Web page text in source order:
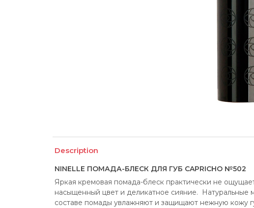
Description
NINELLE ПОМАДА-БЛЕСК ДЛЯ ГУБ CAPRICHO №502
Яркая кремовая помада-блеск практически не
насыщенный цвет и деликатное сияние.  Натуральные
составе помады увлажняют и защищают нежную кожу